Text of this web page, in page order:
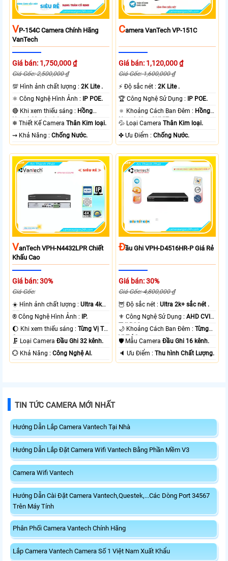
VP-154C Camera Chính Hãng
VanTech
Giá bán: 1,750,000 ₫
Giá Gốc: 2,500,000 ₫
💯 Hình ảnh chất lượng :2K Lite .
⚛️ Công Nghệ Hình Ảnh :
IP POE.
🔴 Khi xem thiếu sáng : Hồng
Ngoại 60m Led Array.
❄ Thiết Kế CameraThân Kim loại.
️⇝ Khả Năng :Chống Nước.
CAmera VanTech VP-151C
Giá bán: 1,120,000 ₫
Giá Gốc: 1,600,000 ₫
️⚡ Độ sắc nét :2K Lite .
🏆 Công Nghệ Sử Dụng :
IP POE.
🔅 Khoảng Cách Ban Đêm : Hồng
Ngoại 40m ONVIF.
💦 Loại CameraThân Kim loại.
️✤ Ưu Điểm :Chống Nước.
VAnTech VPH-N4432LPR Chiết
Khấu Cao
Giá bán: 30%
Giá Gốc:
☀️ Hình ảnh chất lượng :Ultra 4k
👍🏾 .
®️ Công Nghệ Hình Ảnh : IP.
🌔 Khi xem thiếu sáng :Từng Vị Trí
Camera .
🗜️ Loại CameraĐầu Ghi 32 kênh.
️💮 Khả Năng :Công Nghệ AI.
ĐẦu Ghi VPH-D4516HR-P Giá Rẻ
Giá bán: 30%
Giá Gốc: 4,800,000 ₫
🦉 Độ sắc nét :Ultra 2k+ sắc nét .
⚜️ Công Nghệ Sử Dụng :AHD CVI
TVI BCS.
🌙 Khoảng Cách Ban Đêm :Từng
Vị Trí Camera .
🛡 Mẫu CameraĐầu Ghi 16 kênh.
️🔈 Ưu Điểm :Thu hình Chất Lượng.
TIN TỨC CAMERA MỚI NHẤT
Hướng Dẫn Lắp Camera Vantech Tại Nhà
Hướng Dẫn Lắp Đặt Camera Wifi Vantech Bằng Phần Mềm V3
Camera Wifi Vantech
Hướng Dẫn Cài Đặt Camera Vantech,Questek,...Các Dòng Port 34567
Trên Máy Tính
Phân Phối Camera Vantech Chính Hãng
Lắp Camera Vantech Camera Số 1 Việt Nam Xuất Khẩu